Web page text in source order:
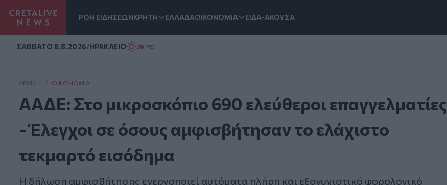
ΡΟΗ ΕΙΔΗΣΕΩΝΚΡΗΤΗ ΕΛΛΑΔΑΟΙΚΟΝΟΜΙΑ ΕΙΔΑ-ΑΚΟΥΣΑ
ΣAΒΒΑΤΟ 8.8.2026/ΗΡΑΚΛΕΙΟ 29 °C
ΑΡΧΙΚΗ / ΟΙΚΟΝΟΜΊΑ
ΑΑΔΕ: Στο μικροσκόπιο 690 ελεύθεροι επαγγελματίες
- Έλεγχοι σε όσους αμφισβήτησαν το ελάχιστο
τεκμαρτό εισόδημα
Η δήλωση αμφισβήτησης ενεργοποιεί αυτόματα πλήρη και εξονυχιστικό φορολογικό